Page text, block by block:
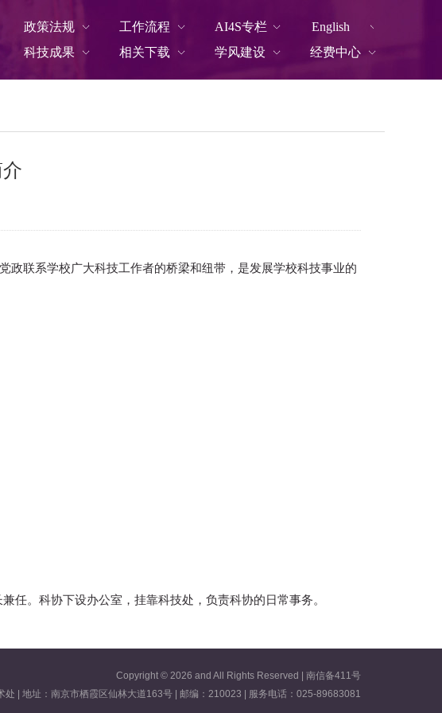
政策法规 工作流程 AI4S专栏
English
科技成果 相关下载 学风建设 经费中心
政联系学校广大科技工作者的桥梁和纽带，是发展学校科技事业的
任。科协下设办公室，挂靠科技处，负责科协的日常事务。
Copyright © 2026 and All Rights Reserved | 南信备411号
处 | 地址：南京市栖霞区仙林大道163号 | 邮编：210023 | 服务电话：025-89683081